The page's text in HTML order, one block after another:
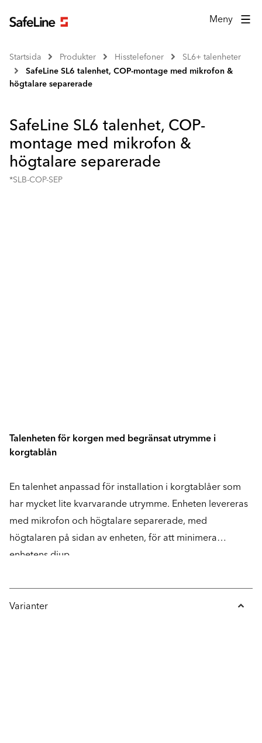
Meny
Startsida Produkter Hisstelefoner
SL6+ talenheter
SafeLine SL6 talenhet, COP-montage med mikrofon &
högtalare separerade
SafeLine SL6 talenhet, COP-
montage med mikrofon &
högtalare separerade
*SLB-COP-SEP
Talenheten för korgen med begränsat utrymme i
korgtablån
En talenhet anpassad för installation i korgtablåer som
har mycket lite kvarvarande utrymme. Enheten levereras
med mikrofon och högtalare separerade, med
högtalaren på sidan av enheten, för att minimera
enhetens djup.
Varianter